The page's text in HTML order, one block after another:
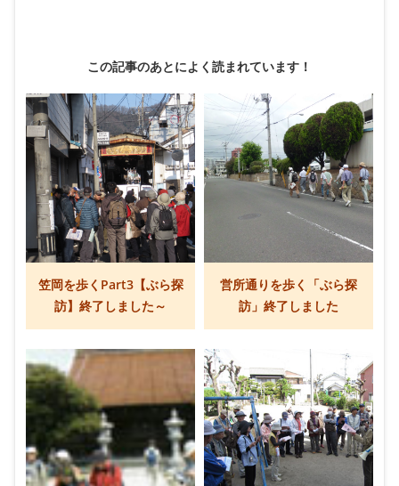
この記事のあとによく読まれています！
笠岡を歩くPart3【ぶら探
訪】終了しました～
営所通りを歩く「ぶら探
訪」終了しました